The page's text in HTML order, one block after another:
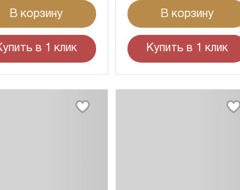
В корзину
в 1 клик
В корзину
Купить в 1 клик